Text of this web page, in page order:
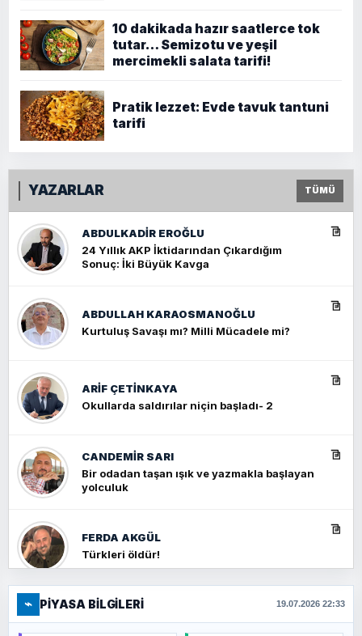
10 dakikada hazır saatlerce tok
tutar… Semizotu ve yeşil
mercimekli salata tarifi!
Pratik lezzet: Evde tavuk tantuni
tarifi
YAZARLAR TÜMÜ
ABDULKADIR EROĞLU
24 Yıllık AKP İktidarından Çıkardığım
Sonuç: İki Büyük Kavga
ABDULLAH KARAOSMANOĞLU
Kurtuluş Savaşı mı? Milli Mücadele mi?
ARIF ÇETİNKAYA
Okullarda saldırılar niçin başladı- 2
CANDEMIR SARI
Bir odadan taşan ışık ve yazmakla başlayan
yolculuk
FERDA AKGÜL
Türkleri öldür!
FERHAT BÜYÜKKALKAN
Ankara Zirvesi: NATO Toplantısı mı, Yeni
⌁ PIYASA BILGILERI 19.07.2026 22:33